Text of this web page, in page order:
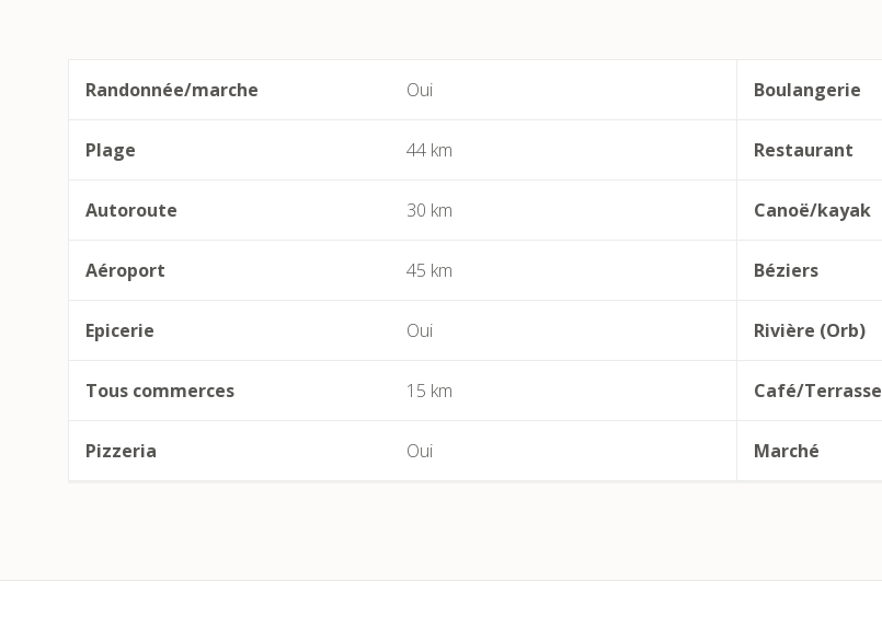
Randonnée/marche Oui Boulangerie
Plage 44 km Restaurant
Autoroute 30 km Canoë/kayak
Aéroport 45 km Béziers
Epicerie Oui Rivière (Orb)
Tous commerces 15 km Café/Terrasse
Pizzeria Oui Marché